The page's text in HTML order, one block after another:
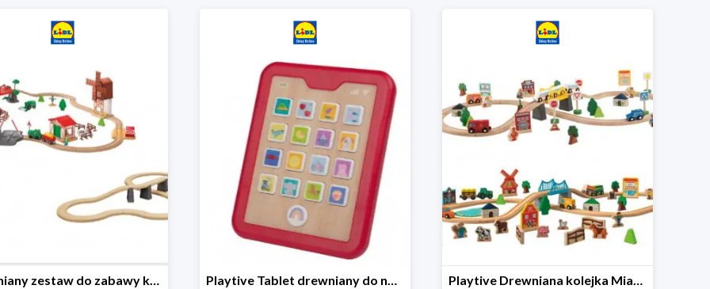
Drewniany zestaw do zabawy kolejką - farma i wiadukt Playtive Tablet drewniany do nauki, interaktywny Playtive Drewniana kolejka Miasto lub Farma